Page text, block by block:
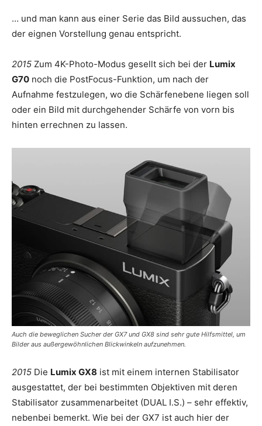
… und man kann aus einer Serie das Bild aussuchen, das
der eignen Vorstellung genau entspricht.
2015 Zum 4K-Photo-Modus gesellt sich bei der Lumix
G70 noch die PostFocus-Funktion, um nach der
Aufnahme festzulegen, wo die Schärfenebene liegen soll
oder ein Bild mit durchgehender Schärfe von vorn bis
hinten errechnen zu lassen.
Auch die beweglichen Sucher der GX7 und GX8 sind sehr gute Hilfsmittel, um
Bilder aus außergewöhnlichen Blickwinkeln aufzunehmen.
2015 Die Lumix GX8 ist mit einem internen Stabilisator
ausgestattet, der bei bestimmten Objektiven mit deren
Stabilisator zusammenarbeitet (DUAL I.S.) – sehr effektiv,
nebenbei bemerkt. Wie bei der GX7 ist auch hier der